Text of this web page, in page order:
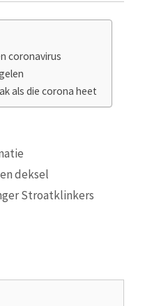
coronavirus
als die corona heet
deksel
Stroatklinkers